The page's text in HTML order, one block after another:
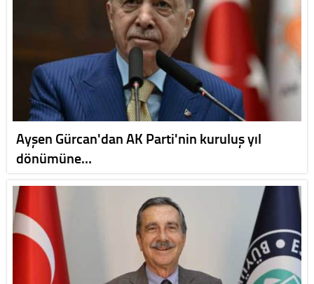
Ayşen Gürcan'dan AK Parti'nin kuruluş yıl
dönümüne…